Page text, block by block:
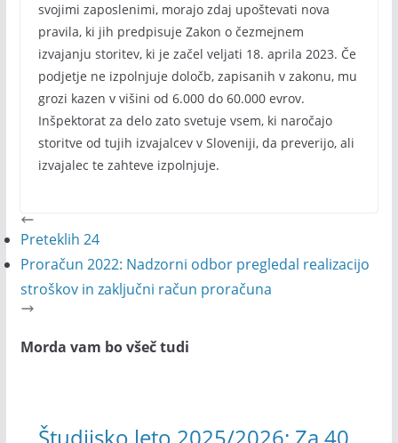
svojimi zaposlenimi, morajo zdaj upoštevati nova
pravila, ki jih predpisuje Zakon o čezmejnem
izvajanju storitev, ki je začel veljati 18. aprila 2023. Če
podjetje ne izpolnjuje določb, zapisanih v zakonu, mu
grozi kazen v višini od 6.000 do 60.000 evrov.
Inšpektorat za delo zato svetuje vsem, ki naročajo
storitve od tujih izvajalcev v Sloveniji, da preverijo, ali
izvajalec te zahteve izpolnjuje.
Preteklih 24
Proračun 2022: Nadzorni odbor pregledal realizacijo
stroškov in zaključni račun proračuna
Morda vam bo všeč tudi
Študijsko leto 2025/2026: Za 40